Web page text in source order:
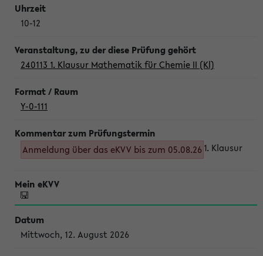
10-12
240113 1. Klausur Mathematik für Chemie II (Kl)
Y-0-111
Anmeldung über das eKVV bis zum 05.08.26 1. Klausur
Mittwoch, 12. August 2026